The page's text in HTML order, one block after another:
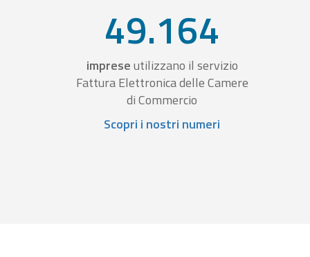
49.164
impreseutilizzano il servizio
Fattura Elettronica delle Camere
di Commercio
Scopri i nostri numeri